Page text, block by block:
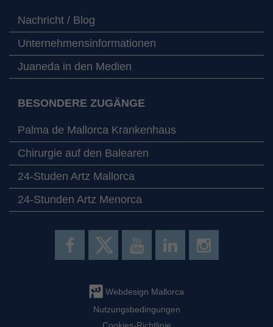
Nachricht / Blog
Unternehmensinformationen
Juaneda in den Medien
BESONDERE ZUGÄNGE
Palma de Mallorca Krankenhaus
Chirurgie auf den Balearen
24-Studen Artz Mallorca
24-Stunden Artz Menorca
Webdesign Mallorca
Nutzungsbedingungen